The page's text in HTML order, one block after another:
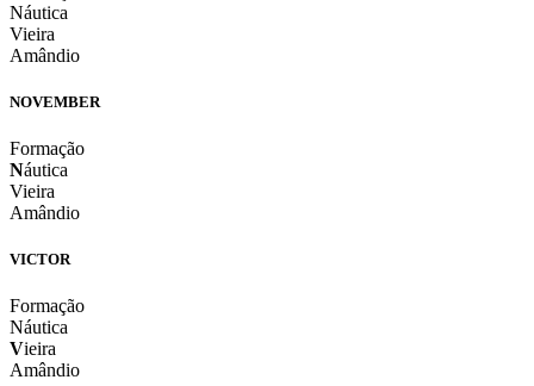
Náutica
Vieira
Amândio
NOVEMBER
Formação
Náutica
Vieira
Amândio
VICTOR
Formação
Náutica
Vieira
Amândio